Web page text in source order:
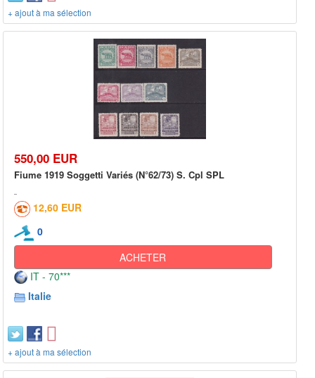
+ ajout à ma sélection
550,00 EUR
Fiume 1919 Soggetti Variés (N°62/73) S. Cpl SPL
12,60 EUR
0
ACHETER
IT - 70***
Italie
+ ajout à ma sélection